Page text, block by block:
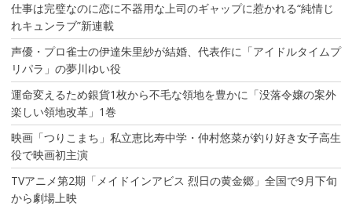
仕事は完璧なのに恋に不器用な上司のギャップに惹かれる“純情じ
れキュンラブ”新連載
声優・プロ雀士の伊達朱里紗が結婚、代表作に「アイドルタイムプ
リパラ」の夢川ゆい役
運命変えるため銀貨1枚から不毛な領地を豊かに「没落令嬢の案外
楽しい領地改革」1巻
映画「つりこまち」私立恵比寿中学・仲村悠菜が釣り好き女子高生
役で映画初主演
TVアニメ第2期「メイドインアビス 烈日の黄金郷」全国で9月下旬
から劇場上映